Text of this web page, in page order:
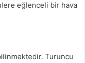
eğlenceli bir hava
Turuncu